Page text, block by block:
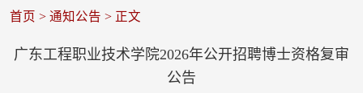
首页 > 通知公告 > 正文
广东工程职业技术学院2026年公开招聘博士资格复审
公告